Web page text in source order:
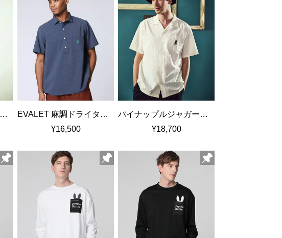
EVALET 麻調ドライタッチ プルオーバーシャツ
EVALET 麻調ドライタッチ プルオーバーシャツ
¥16,500
パイナップルジャガード オープンカラーシャツ
¥18,700